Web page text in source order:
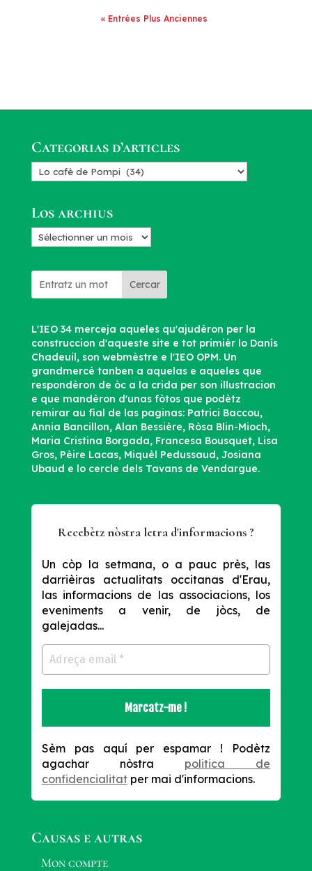
« Entrées Plus Anciennes
Categorias d’articles
Categorias
Los archius
Los
Cercar
L'IEO 34 merceja aqueles qu'ajudèron per la
construccion d'aqueste site e tot primièr lo Danís
Chadeuil, son webmèstre e l'IEO OPM. Un
grandmercé tanben a aquelas e aqueles que
respondèron de òc a la crida per son illustracion
e que mandèron d'unas fòtos que podètz
remirar au fial de las paginas: Patrici Baccou,
Annia Bancillon, Alan Bessière, Ròsa Blin-Mioch,
Maria Cristina Borgada, Francesa Bousquet, Lisa
Gros, Pèire Lacas, Miquèl Pedussaud, Josiana
Ubaud e lo cercle dels Tavans de Vendargue.
Recebètz nòstra letra d'informacions ?
Un còp la setmana, o a pauc près, las
darrièiras actualitats occitanas d'Erau,
las informacions de las associacions, los
eveniments a venir, de jòcs, de
galejadas...
Sèm pas aquí per espamar !
Podètz
agachar nòstra politica de
confidencialitatper mai d'informacions.
Causas e autras
Mon compte